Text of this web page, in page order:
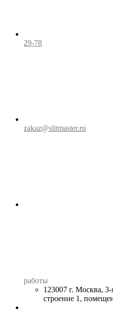
29-78
zakaz@slitmaster.ru
работы
123007 г. Москва,
строение 1,